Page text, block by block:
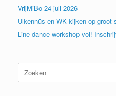
VrijMiBo 24 juli 2026
Ulkennüs en WK kijken op groot
Line dance workshop vol!
Zoeken
naar: